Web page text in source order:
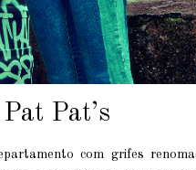
Pat’s
com grifes